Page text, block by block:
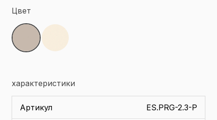
Цвет
характеристики
Артикул ES.PRG-2.3-P